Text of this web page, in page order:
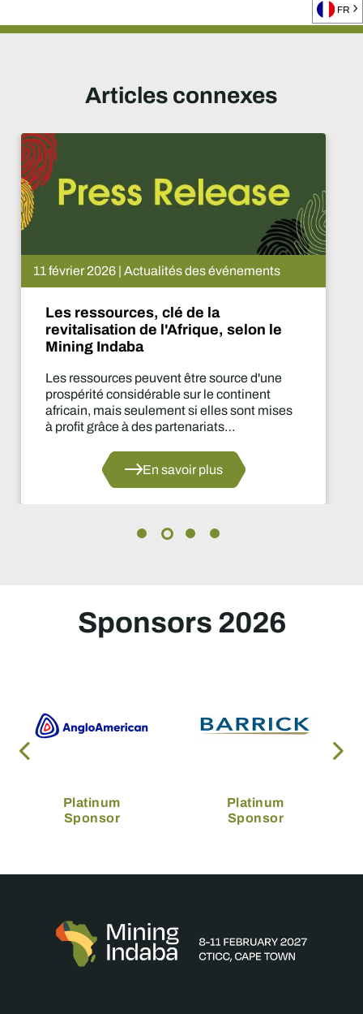
Articles connexes
des événements
clé de la
l'Afrique, selon le
être source d'une
sur le continent
si elles sont mises
partenariats
8 février 2026
secteur
Sponsors 2026
Platinum
Sponsor
Platinum
Sponsor
FR